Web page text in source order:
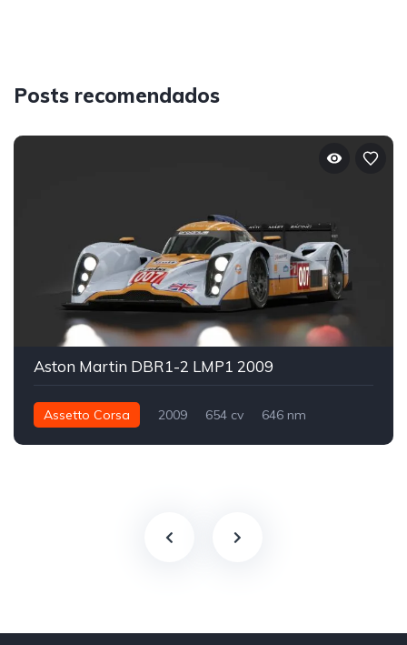
Posts recomendados
Aston Martin DBR1-2 LMP1 2009
Assetto Corsa 2009 654 cv
646 nm